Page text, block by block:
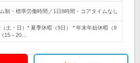
制・標準労働時間／1日8時間・コアタイムなし
土・日）* 夏季休暇（9日） * 年末年始休暇（9
15～20…